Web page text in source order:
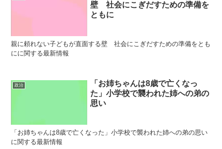
壁 社会にこぎだすための準備を
ともに
親に頼れない子どもが直面する壁 社会にこぎだすための準備をとも
にに関する最新情報
政治
「お姉ちゃんは8歳で亡くなっ
た」小学校で襲われた姉への弟の
思い
「お姉ちゃんは8歳で亡くなった」小学校で襲われた姉への弟の思い
に関する最新情報